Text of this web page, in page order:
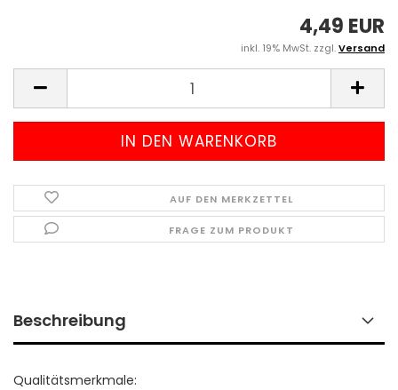
4,49 EUR
inkl. 19% MwSt. zzgl.Versand
AUF DEN MERKZETTEL
FRAGE ZUM PRODUKT
Beschreibung
Qualitätsmerkmale: